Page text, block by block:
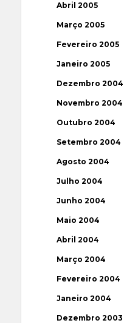
Abril 2005
Março 2005
Fevereiro 2005
Janeiro 2005
Dezembro 2004
Novembro 2004
Outubro 2004
Setembro 2004
Agosto 2004
Julho 2004
Junho 2004
Maio 2004
Abril 2004
Março 2004
Fevereiro 2004
Janeiro 2004
Dezembro 2003